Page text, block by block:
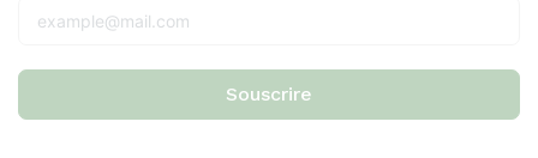
Souscrire